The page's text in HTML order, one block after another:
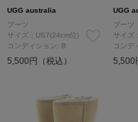
UGG australia
ブーツ
サイズ：US7(24cm位)
コンディション: B
5,500円（税込）
UGG
ブーツ
サイズ
コンデ
5,500